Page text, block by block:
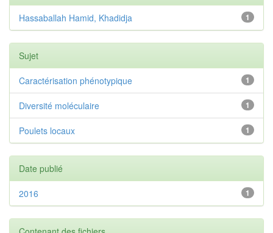
1
Hassaballah Hamid, Khadidja
Sujet
1
Caractérisation phénotypique
1
Diversité moléculaire
1
Poulets locaux
Date publié
1
2016